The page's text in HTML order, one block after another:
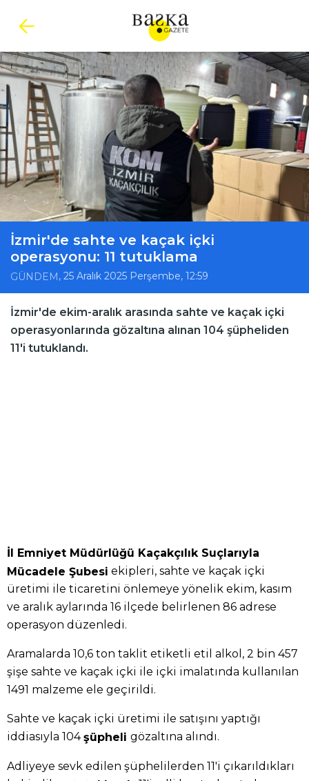
İzmir'de sahte ve kaçak içki
operasyonu: 11 tutuklama
GÜNDEM, 25 Aralık 2025 Perşembe, 12:59
İzmir'de ekim-aralık arasında sahte ve kaçak içki
operasyonlarında gözaltına alınan 104 şüpheliden
11'i tutuklandı.
İl Emniyet Müdürlüğü Kaçakçılık Suçlarıyla
Mücadele Şubesi ekipleri, sahte ve kaçak içki
üretimi ile ticaretini önlemeye yönelik ekim, kasım
ve aralık aylarında 16 ilçede belirlenen 86 adrese
operasyon düzenledi.
Aramalarda 10,6 ton taklit etiketli etil alkol, 2 bin 457
şişe sahte ve kaçak içki ile içki imalatında kullanılan
1491 malzeme ele geçirildi.
Sahte ve kaçak içki üretimi ile satışını yaptığı
iddiasıyla 104şüpheli gözaltına alındı.
Adliyeye sevk edilen şüphelilerden 11'i çıkarıldıkları